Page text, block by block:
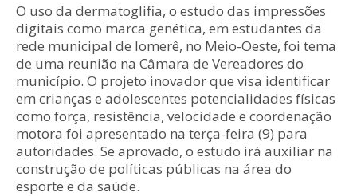
O uso da dermatoglifia, o estudo das impressões
digitais como marca genética, em estudantes da
rede municipal de Iomerê, no Meio-Oeste, foi tema
de uma reunião na Câmara de Vereadores do
município. O projeto inovador que visa identificar
em crianças e adolescentes potencialidades físicas
como força, resistência, velocidade e coordenação
motora foi apresentado na terça-feira (9) para
autoridades. Se aprovado, o estudo irá auxiliar na
construção de políticas públicas na área do
esporte e da saúde.